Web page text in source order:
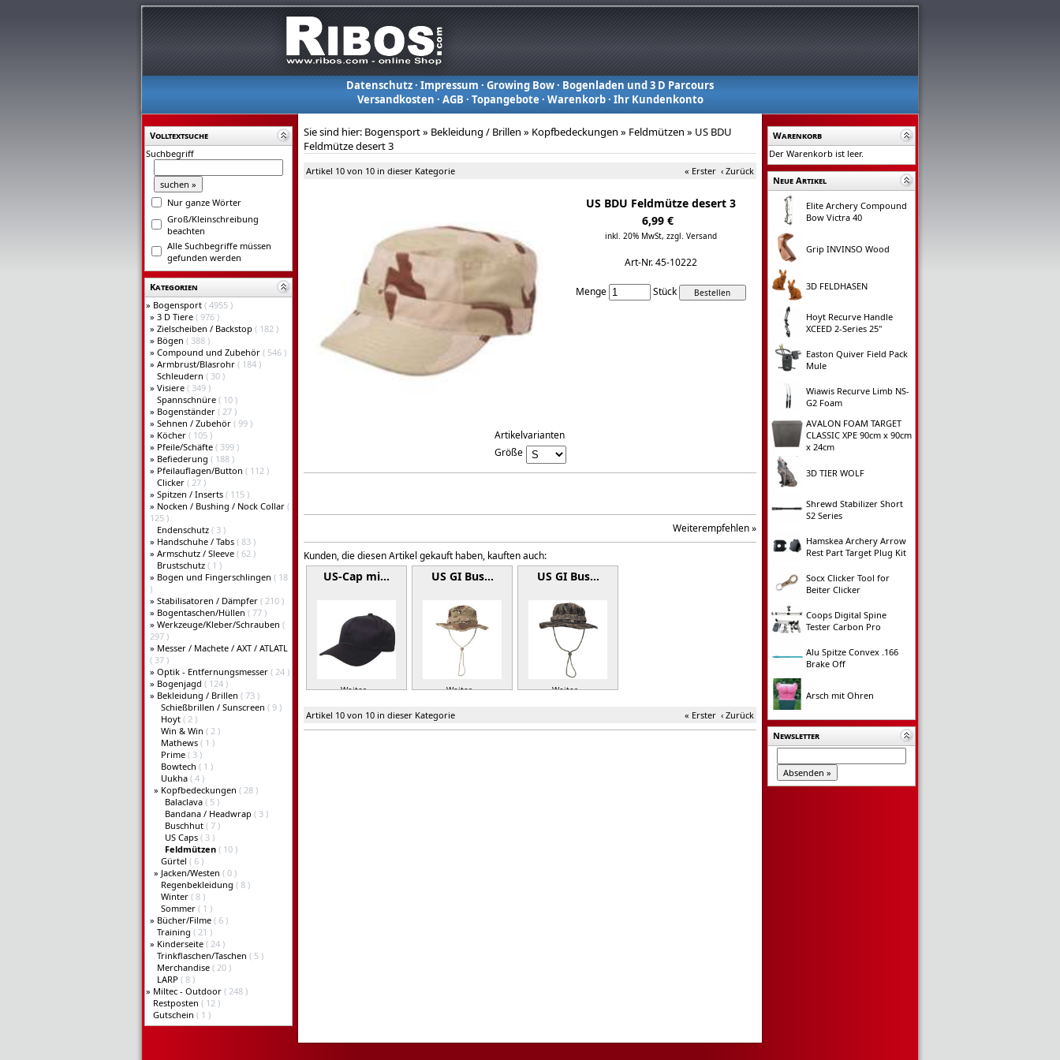
Datenschutz· Impressum · Growing Bow· Bogenladen und 3 D Parcours
Versandkosten · AGB · Topangebote · Warenkorb· Ihr Kundenkonto
Volltextsuche
Suchbegriff
Nur ganze Wörter
Groß/Kleinschreibung
beachten
Alle Suchbegriffe müssen
gefunden werden
Kategorien
» Bogensport ( 4955 )
» 3 D Tiere ( 976 )
» Zielscheiben / Backstop ( 182 )
» Bögen ( 388 )
» Compound und Zubehör ( 546 )
» Armbrust/Blasrohr ( 184 )
Schleudern ( 30 )
» Visiere ( 349 )
Spannschnüre ( 10 )
» Bogenständer ( 27 )
» Sehnen / Zubehör ( 99 )
» Köcher ( 105 )
» Pfeile/Schäfte ( 399 )
» Befiederung ( 188 )
» Pfeilauflagen/Button ( 112 )
Clicker ( 27 )
» Spitzen / Inserts ( 115 )
» Nocken / Bushing / Nock Collar (
125 )
Endenschutz ( 3 )
» Handschuhe / Tabs ( 83 )
» Armschutz / Sleeve ( 62 )
Brustschutz ( 1 )
» Bogen und Fingerschlingen ( 18
)
» Stabilisatoren / Dämpfer ( 210 )
» Bogentaschen/Hüllen ( 77 )
» Werkzeuge/Kleber/Schrauben (
297 )
» Messer / Machete / AXT / ATLATL
( 37 )
» Optik - Entfernungsmesser ( 24 )
» Bogenjagd ( 124 )
» Bekleidung / Brillen ( 73 )
Schießbrillen / Sunscreen ( 9 )
Hoyt ( 2 )
Win & Win ( 2 )
Mathews ( 1 )
Prime ( 3 )
Bowtech ( 1 )
Uukha ( 4 )
» Kopfbedeckungen ( 28 )
Balaclava ( 5 )
Bandana / Headwrap ( 3 )
Buschhut ( 7 )
US Caps ( 3 )
Feldmützen ( 10 )
Gürtel ( 6 )
» Jacken/Westen ( 0 )
Regenbekleidung ( 8 )
Winter ( 8 )
Sommer ( 1 )
» Bücher/Filme ( 6 )
Training ( 21 )
» Kinderseite ( 24 )
Trinkflaschen/Taschen ( 5 )
Merchandise ( 20 )
LARP ( 8 )
» Miltec - Outdoor ( 248 )
Restposten ( 12 )
Gutschein ( 1 )
Sie sind hier: Bogensport» Bekleidung / Brillen » Kopfbedeckungen » Feldmützen » US BDU
Feldmütze desert 3
Artikel 10 von 10 in dieser Kategorie « Erster ‹ Zurück
US BDU Feldmütze desert 3
6,99 €
inkl. 20% MwSt, zzgl. Versand
Art-Nr. 45-10222
Menge Stück
Artikelvarianten
Größe
Weiterempfehlen »
Kunden, die diesen Artikel gekauft haben, kauften auch:
US-Cap mi…
Weiter »
US GI Bus…
Weiter »
US GI Bus…
Weiter »
Artikel 10 von 10 in dieser Kategorie « Erster ‹ Zurück
Warenkorb
Der Warenkorb ist leer.
Neue Artikel
Elite Archery Compound
Bow Victra 40
Grip INVINSO Wood
3D FELDHASEN
Hoyt Recurve Handle
XCEED 2-Series 25"
Easton Quiver Field Pack
Mule
Wiawis Recurve Limb NS-
G2 Foam
AVALON FOAM TARGET
CLASSIC XPE 90cm x 90cm
x 24cm
3D TIER WOLF
Shrewd Stabilizer Short
S2 Series
Hamskea Archery Arrow
Rest Part Target Plug Kit
Socx Clicker Tool for
Beiter Clicker
Coops Digital Spine
Tester Carbon Pro
Alu Spitze Convex .166
Brake Off
Arsch mit Ohren
Newsletter